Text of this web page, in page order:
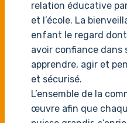
relation éducative
et l’école. La
enfant le regard dont
avoir confiance dans
apprendre, agir et
et sécurisé.
L’ensemble de la
œuvre afin que